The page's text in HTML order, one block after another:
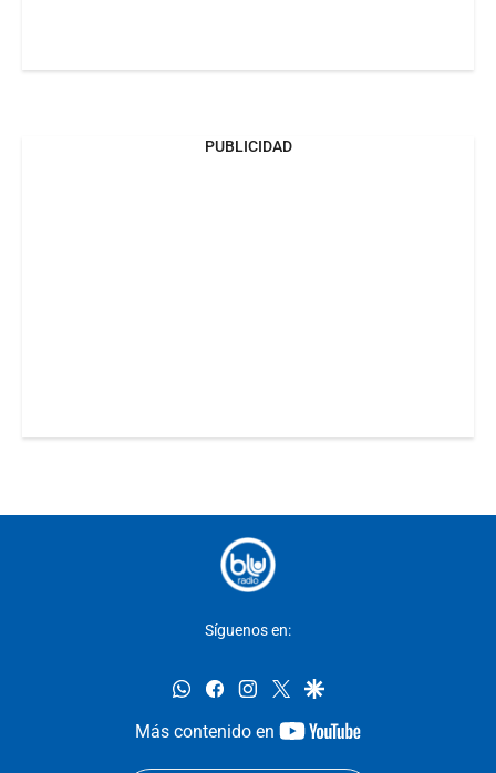
PUBLICIDAD
Síguenos en:
whatsappfacebookinstagram
twittergoogle
Más contenido en
youtube-